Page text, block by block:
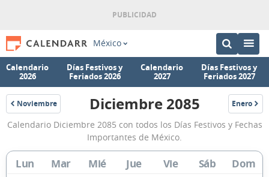
México
Calendario
2026
Días Festivos y
Feriados 2026
Calendario
2027
Días Festivos y
Feriados 2027
Noviembre
2085
Calendario
Diciembre
2085
Diciembre 2085 Enero
2086
Calendario Diciembre 2085 con todos los Días Festivos y Fechas
Importantes de México.
Lun Mar Mié Jue Vie Sáb Dom